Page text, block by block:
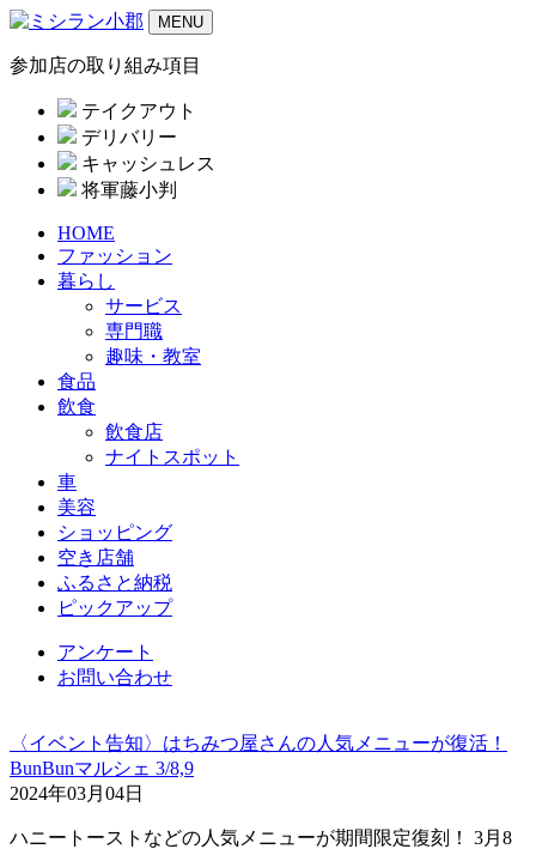
MENU
参加店の取り組み項目
テイクアウト
デリバリー
キャッシュレス
将軍藤小判
HOME
ファッション
暮らし
サービス
専門職
趣味・教室
食品
飲食
飲食店
ナイトスポット
車
美容
ショッピング
空き店舗
ふるさと納税
ピックアップ
アンケート
お問い合わせ
〈イベント告知〉はちみつ屋さんの人気メニューが復活！
BunBunマルシェ 3/8,9
2024年03月04日
ハニートーストなどの人気メニューが期間限定復刻！ 3月8